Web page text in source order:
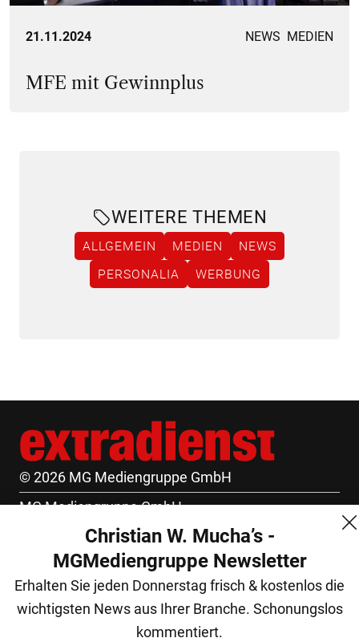
21.11.2024 NEWS MEDIEN
MFE mit Gewinnplus
WEITERE THEMEN
ALLGEMEIN MEDIEN
NEWS
PERSONALIA
WERBUNG
© 2026 MG Mediengruppe GmbH
MG Mediengruppe GmbH
Burgring 1/7
1010 Wien
+43 (1) 522 14 14
office@mgmedien.at
Christian W. Mucha’s -
MGMediengruppe Newsletter
Erhalten Sie jeden Donnerstag frisch & kostenlos die
wichtigsten News aus Ihrer Branche. Schonungslos
kommentiert.